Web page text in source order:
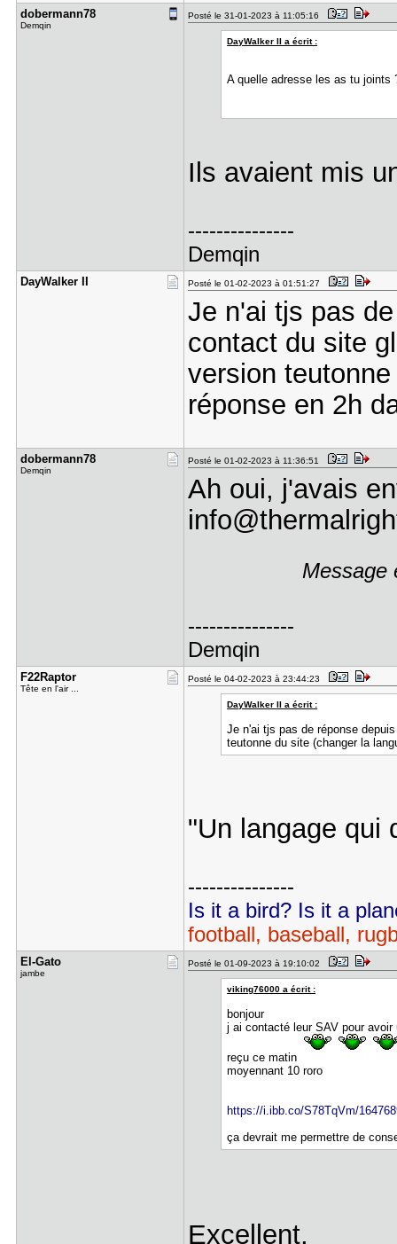
dobermann7​8
Demqin
Posté le 31-01-2023 à 11:05:16
DayWalker II a écrit :
A quelle adresse les as tu joints
Ils avaient mis
---------------
Demqin
DayWalker ​II Posté le 01-02-2023 à 01:51:27
Je n'ai tjs pas
contact du site
version
réponse en 2h
dobermann7​8
Demqin
Posté le 01-02-2023 à 11:36:51
Ah oui, j'avais
Message
---------------
Demqin
F22Raptor
Tête en l'air ...
Posté le 04-02-2023 à 23:44:23
DayWalker II a écrit :
Je n'ai tjs pas de réponse
teutonne du site (changer la
"Un langage
---------------
Is it a bird? Is it a
football, baseball,
El-Gato
jambe
Posté le 01-09-2023 à 19:10:02
viking76000 a écrit :
bonjour
j ai contacté leur SAV pour
reçu ce matin
moyennant 10 roro
https://i.ibb.co/S78TqVm/
ça devrait me permettre de
Excellent,